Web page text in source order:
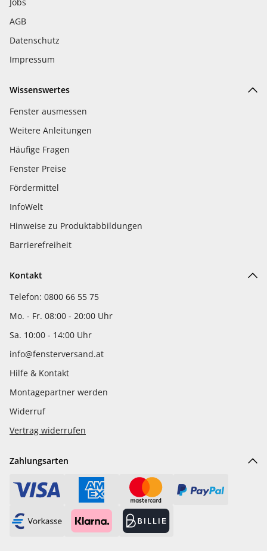
AGB
Datenschutz
Impressum
Wissenswertes
Fenster ausmessen
Weitere Anleitungen
Häufige Fragen
Fenster Preise
Fördermittel
InfoWelt
Hinweise zu Produktabbildungen
Barrierefreiheit
Kontakt
Telefon: 0800 66 55 75
Mo. - Fr. 08:00 - 20:00 Uhr
Sa. 10:00 - 14:00 Uhr
info@fensterversand.at
Hilfe & Kontakt
Montagepartner werden
Widerruf
Vertrag widerrufen
Zahlungsarten